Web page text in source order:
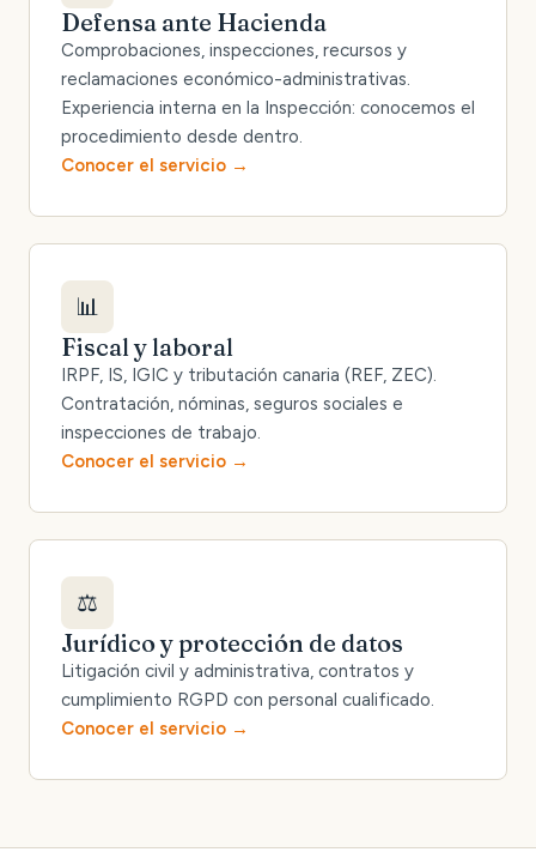
Defensa ante Hacienda
Comprobaciones, inspecciones, recursos y
reclamaciones económico-administrativas.
Experiencia interna en la Inspección: conocemos el
procedimiento desde dentro.
Conocer el servicio
📊
Fiscal y laboral
IRPF, IS, IGIC y tributación canaria (REF, ZEC).
Contratación, nóminas, seguros sociales e
inspecciones de trabajo.
Conocer el servicio
⚖️
Jurídico y protección de datos
Litigación civil y administrativa, contratos y
cumplimiento RGPD con personal cualificado.
Conocer el servicio